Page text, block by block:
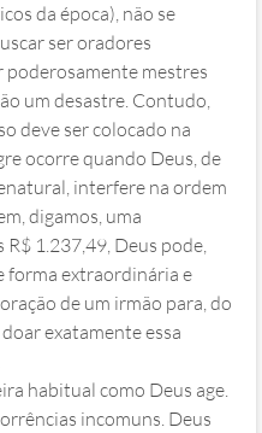
da época), não se
ser oradores
poderosamente mestres
um desastre. Contudo,
deve ser colocado na
ocorre quando Deus, de
interfere na ordem
digamos, uma
1.237,49, Deus pode,
forma extraordinária e
de um irmão para, do
exatamente essa
habitual como Deus age.
incomuns. Deus